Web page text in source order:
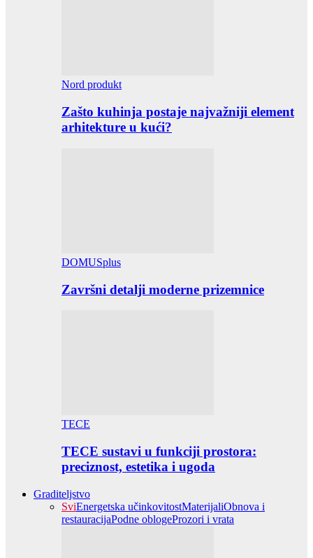
Nord produkt
Zašto kuhinja postaje najvažniji element
arhitekture u kući?
DOMUSplus
Završni detalji moderne prizemnice
TECE
TECE sustavi u funkciji prostora:
preciznost, estetika i ugoda
Graditeljstvo
SviEnergetska učinkovitostMaterijaliObnova i
restauracijaPodne oblogeProzori i vrata